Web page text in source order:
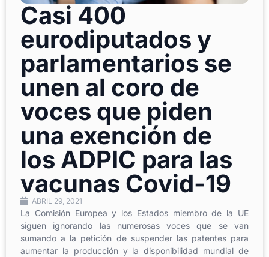
Casi 400
eurodiputados y
parlamentarios se
unen al coro de
voces que piden
una exención de
los ADPIC para las
vacunas Covid-19
ABRIL 29, 2021
La Comisión Europea y los Estados miembro de la UE
siguen ignorando las numerosas voces que se van
sumando a la petición de suspender las patentes para
aumentar la producción y la disponibilidad mundial de